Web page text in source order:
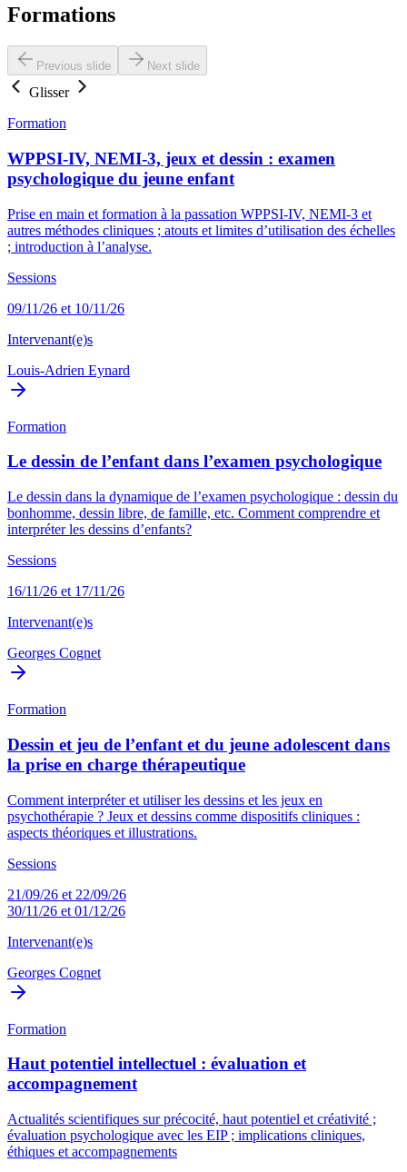
Formations
Previous slide Next slide
Glisser
Formation
WPPSI-IV, NEMI-3, jeux et dessin : examen
psychologique du jeune enfant
Prise en main et formation à la passation WPPSI-IV, NEMI-3 et
autres méthodes cliniques ; atouts et limites d’utilisation des échelles
; introduction à l’analyse.
Sessions
09/11/26 et 10/11/26
Intervenant(e)s
Louis-Adrien Eynard
Formation
Le dessin de l’enfant dans l’examen psychologique
Le dessin dans la dynamique de l’examen psychologique : dessin du
bonhomme, dessin libre, de famille, etc. Comment comprendre et
interpréter les dessins d’enfants?
Sessions
16/11/26 et 17/11/26
Intervenant(e)s
Georges Cognet
Formation
Dessin et jeu de l’enfant et du jeune adolescent dans
la prise en charge thérapeutique
Comment interpréter et utiliser les dessins et les jeux en
psychothérapie ? Jeux et dessins comme dispositifs cliniques :
aspects théoriques et illustrations.
Sessions
21/09/26 et 22/09/26
30/11/26 et 01/12/26
Intervenant(e)s
Georges Cognet
Formation
Haut potentiel intellectuel : évaluation et
accompagnement
Actualités scientifiques sur précocité, haut potentiel et créativité ;
évaluation psychologique avec les EIP ; implications cliniques,
éthiques et accompagnements